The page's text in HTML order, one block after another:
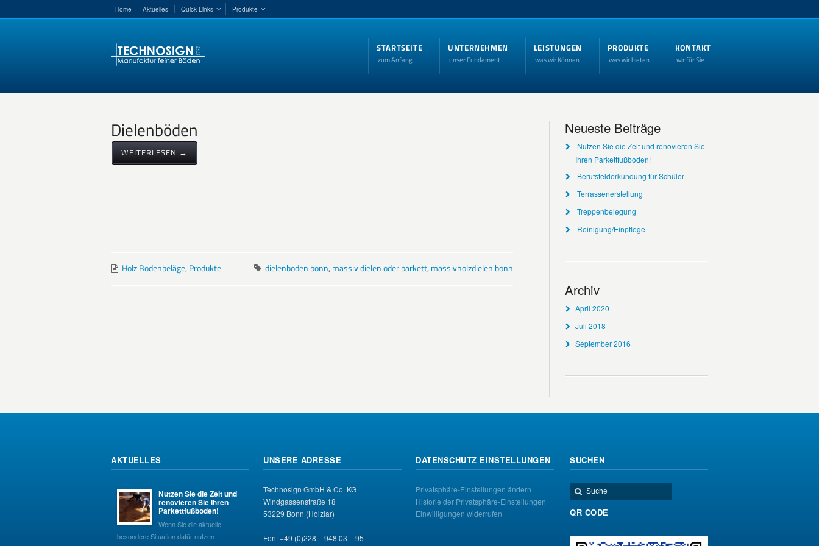
Home Aktuelles Quick Links Produkte
STARTSEITE
zum Anfang
UNTERNEHMEN
unser Fundament
LEISTUNGEN
was wir Können
PRODUKTE
was wir bieten
KONTAKT
wir für Sie
Dielenböden
WEITERLESEN →
Holz Bodenbeläge, Produkte dielenboden bonn, massiv dielen oder parkett, massivholzdielen bonn
Neueste Beiträge
Nutzen Sie die Zeit und renovieren Sie
Ihren Parkettfußboden!
Berufsfelderkundung für Schüler
Terrassenerstellung
Treppenbelegung
Reinigung/Einpflege
Archiv
April 2020
Juli 2018
September 2016
AKTUELLES
Nutzen Sie die Zeit und
renovieren Sie Ihren
Parkettfußboden!
Wenn Sie die aktuelle,
besondere Situation dafür nutzen
UNSERE ADRESSE
Technosign GmbH & Co. KG
Windgassenstraße 18
53229 Bonn (Holzlar)
Fon: +49 (0)228 – 948 03 – 95
DATENSCHUTZ EINSTELLUNGEN
Privatsphäre-Einstellungen ändern
Historie der Privatsphäre-Einstellungen
Einwilligungen widerrufen
SUCHEN
QR CODE